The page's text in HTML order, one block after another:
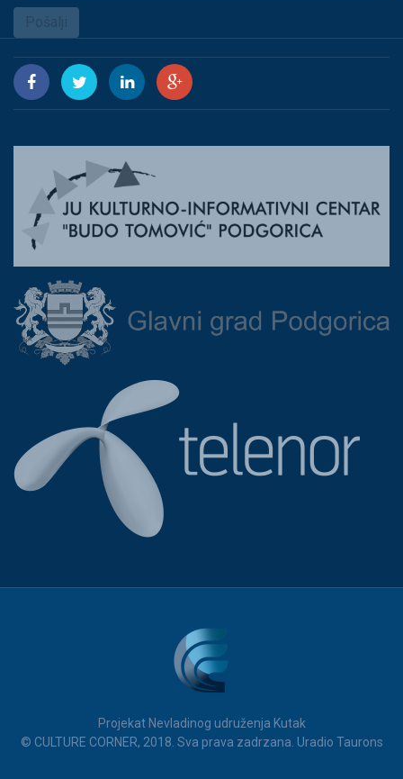
Projekat Nevladinog udruženja Kutak
© CULTURE CORNER, 2018. Sva prava zadrzana. Uradio Taurons